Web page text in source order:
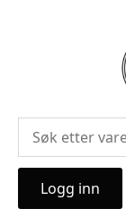
Logg inn